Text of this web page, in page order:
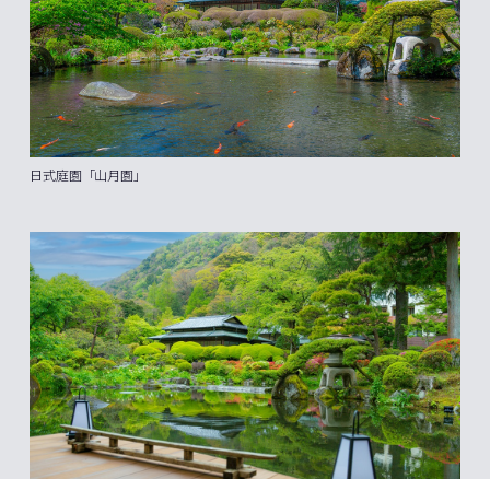
日式庭園「山月園」